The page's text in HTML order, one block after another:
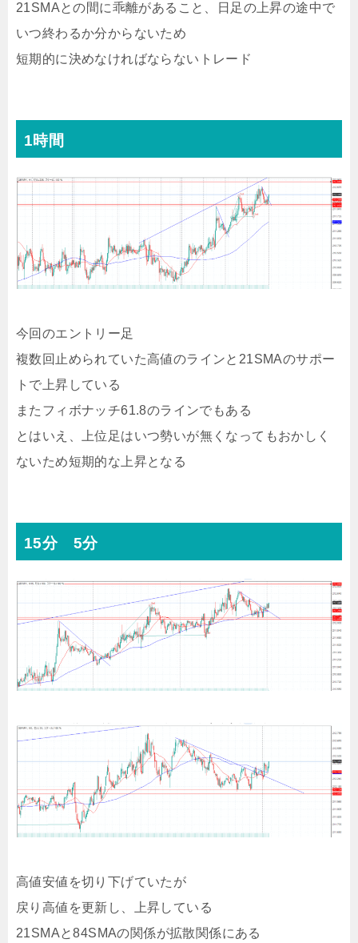
21SMAとの間に乖離があること、日足の上昇の途中で
いつ終わるか分からないため
短期的に決めなければならないトレード
1時間
今回のエントリー足
複数回止められていた高値のラインと21SMAのサポー
トで上昇している
またフィボナッチ61.8のラインでもある
とはいえ、上位足はいつ勢いが無くなってもおかしく
ないため短期的な上昇となる
15分 5分
高値安値を切り下げていたが
戻り高値を更新し、上昇している
21SMAと84SMAの関係が拡散関係にある